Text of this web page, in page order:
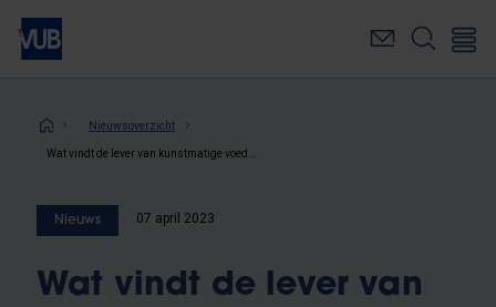
Overslaan
naar
inhoudKruimelpad
Nieuwsoverzicht
Nieuws 07 april 2023
Wat vindt de lever van